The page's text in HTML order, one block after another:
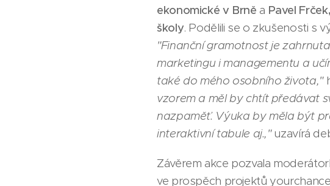
ekonomické v Brně a Pavel
školy. Podělili se o zkušenosti s
"Finanční gramotnost je
marketingu i managementu a
také do mého osobního života,"
vzorem a měl by chtít předávat
nazpaměť. Výuka by měla být
interaktivní tabule aj.,"uzavírá
Závěrem akce pozvala
ve prospěch projektů